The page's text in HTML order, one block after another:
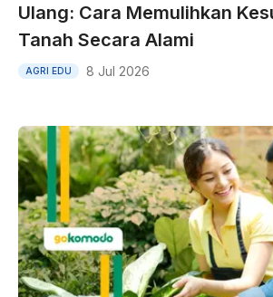
Ulang: Cara Memulihkan
Tanah Secara Alami
AGRI EDU 8 Jul 2026